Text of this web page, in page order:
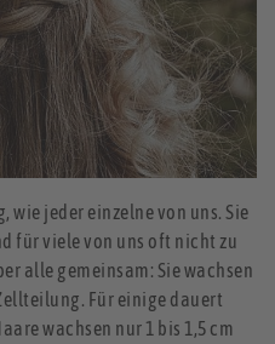
wie jeder einzelne von uns. Sie
für viele von uns oft nicht zu
alle gemeinsam: Sie wachsen
Für einige dauert
wachsen nur 1 bis 1,5 cm